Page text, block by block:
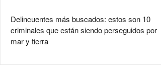
Delincuentes más buscados: estos son 10
criminales que están siendo perseguidos por
mar y tierra